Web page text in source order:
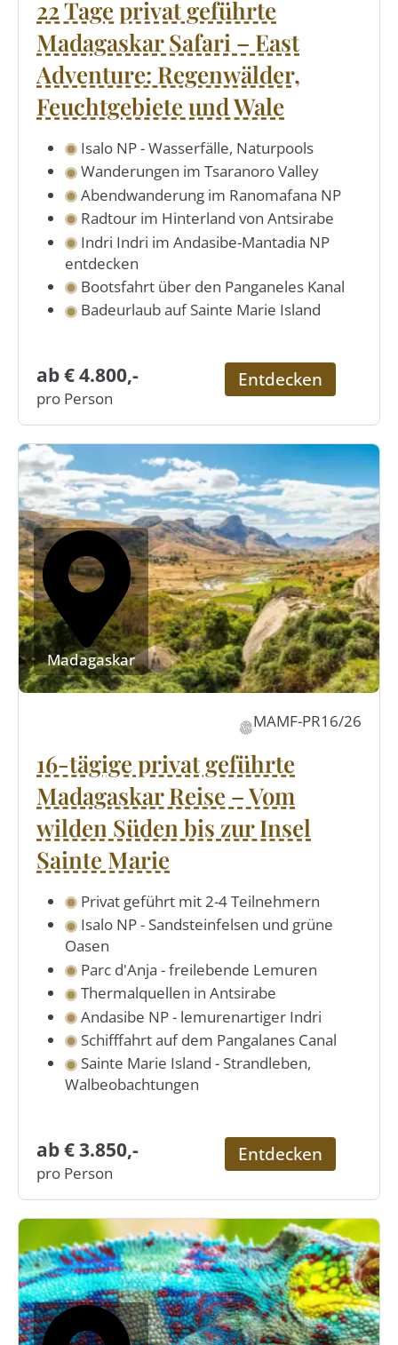
22 Tage privat geführte
Madagaskar Safari – East
Adventure: Regenwälder,
Feuchtgebiete und Wale
Isalo NP - Wasserfälle, Naturpools
Wanderungen im Tsaranoro Valley
Abendwanderung im Ranomafana NP
Radtour im Hinterland von Antsirabe
Indri Indri im Andasibe-Mantadia NP
entdecken
Bootsfahrt über den Panganeles Kanal
Badeurlaub auf Sainte Marie Island
ab € 4.800,-
pro Person
Entdecken
Madagaskar
MAMF-PR16/26
16-tägige privat geführte
Madagaskar Reise – Vom
wilden Süden bis zur Insel
Sainte Marie
Privat geführt mit 2-4 Teilnehmern
Isalo NP - Sandsteinfelsen und grüne
Oasen
Parc d'Anja - freilebende Lemuren
Thermalquellen in Antsirabe
Andasibe NP - lemurenartiger Indri
Schifffahrt auf dem Pangalanes Canal
Sainte Marie Island - Strandleben,
Walbeobachtungen
ab € 3.850,-
pro Person
Entdecken